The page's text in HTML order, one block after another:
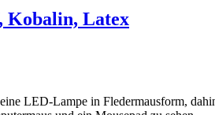
Kobalin, Latex